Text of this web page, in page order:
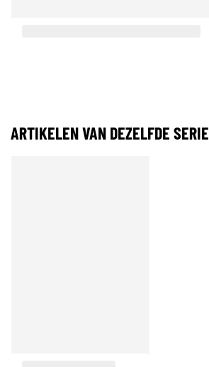
ARTIKELEN VAN DEZELFDE SERIE